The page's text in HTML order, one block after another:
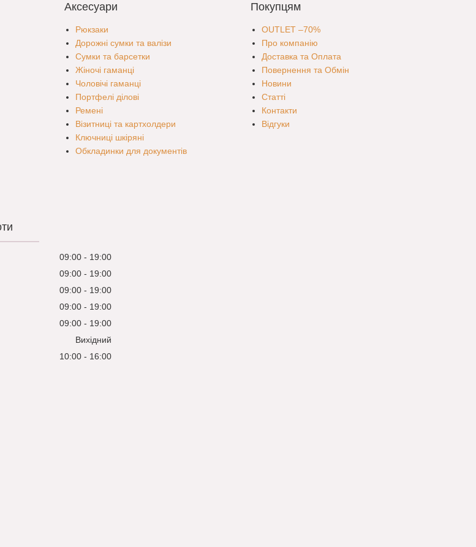
Аксесуари
Рюкзаки
Дорожні сумки та валізи
Сумки та барсетки
Жіночі гаманці
Чоловічі гаманці
Портфелі ділові
Ремені
Візитниці та картхолдери
Ключниці шкіряні
Обкладинки для документів
Покупцям
OUTLET –70%
Про компанію
Доставка та Оплата
Повернення та Обмін
Новини
Статті
Контакти
Відгуки
09:00
19:00
09:00
19:00
09:00
19:00
09:00
19:00
09:00
19:00
Вихідний
10:00 16:00